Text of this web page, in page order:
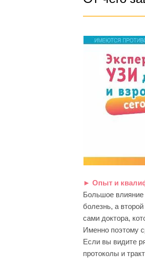
► Опыт и
Большое влияние
болезнь, а
сами доктора,
Именно поэтому
Если вы видите
протоколы и